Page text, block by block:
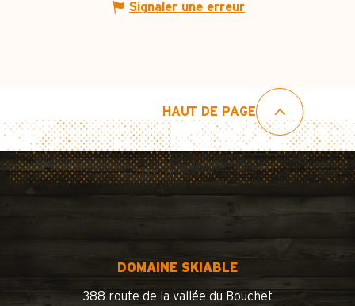
Signaler une erreur
HAUT DE PAGE
DOMAINE SKIABLE
388 route de la vallée du Bouchet